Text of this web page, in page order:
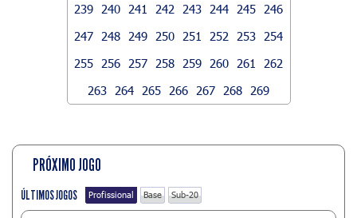
239
240 241 242 243 244 245
246
247
248 249 250 251 252 253
254
255
256 257 258 259 260 261
262
263
264 265 266 267 268 269
PRÓXIMO JOGO
ÚLTIMOS JOGOS Profissional Base Sub-20